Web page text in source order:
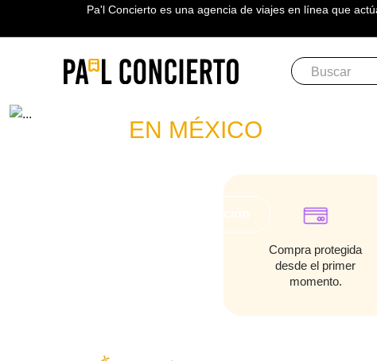
Pa'l Concierto es una agencia de viajes en línea que
Boletos
DALEX
EN MÉXICO
Compra protegida
desde el primer
momento.